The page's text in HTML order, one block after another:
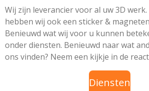
Wij zijn leverancier voor al uw 3D
hebben wij ook een sticker &
Benieuwd wat wij voor u kunnen
onder diensten. Benieuwd naar wat
ons vinden? Neem een kijkje in de
Diensten